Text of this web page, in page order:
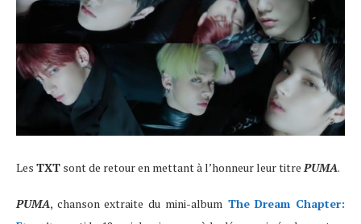
Les TXT sont de retour en mettant à l’honneur leur titre PUMA.
PUMA, chanson extraite du mini-album The Dream Chapter: